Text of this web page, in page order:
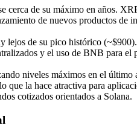
cerca de su máximo en años.
de nuevos productos
lejos de su pico histórico
y el uso de BNB para el
niveles máximos en el último
que la hace atractiva para
cotizados orientados a Solana.